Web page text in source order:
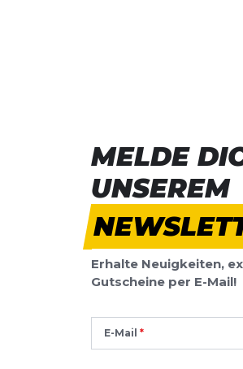
MELDE
UNSEREM
Erhalte Neuigkeiten,
Gutscheine per E-Mail!
E-Mail